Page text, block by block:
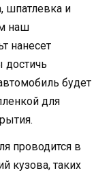
шпатлевка и
наш
нанесет
достичь
будет
для
проводится в
кузова, таких